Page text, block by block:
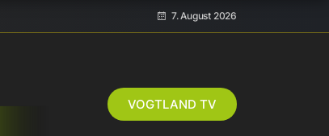
7. August 2026
VOGTLAND TV